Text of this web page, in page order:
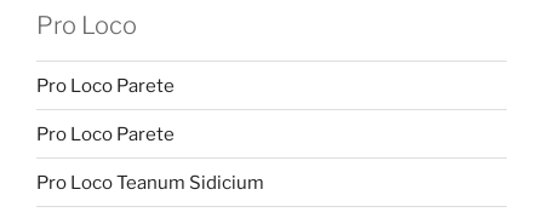
Pro Loco
Pro Loco Parete
Pro Loco Parete
Pro Loco Teanum Sidicium